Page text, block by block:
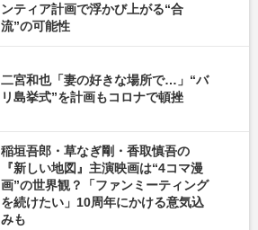
ンティア計画で浮かび上がる“合
流”の可能性
二宮和也「妻の好きな場所で…」“バ
リ島挙式”を計画もコロナで頓挫
稲垣吾郎・草なぎ剛・香取慎吾の
『新しい地図』主演映画は“4コマ漫
画”の世界観？「ファンミーティング
を続けたい」10周年にかける意気込
みも